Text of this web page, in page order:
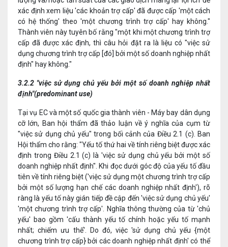
xác định xem liệu 'các khoản trợ cấp' đã được cấp 'một cách
có hệ thống' theo 'một chương trình trợ cấp' hay không."
Thành viên này tuyên bố rằng "một khi một chương trình trợ
cấp đã được xác định, thì câu hỏi đặt ra là liệu có "việc sử
dụng chương trình trợ cấp [đó] bởi một số doanh nghiệp nhất
định" hay không."
3.2.2 "việc sử dụng chủ yếu bởi một số doanh nghiệp nhất
định"(predominant use)
Tại vụ EC và một số quốc gia thành viên - Máy bay dân dụng
cỡ lớn, Ban hội thẩm đã thảo luận về ý nghĩa của cụm từ
"việc sử dụng chủ yếu" trong bối cảnh của Điều 2.1 (c). Ban
Hội thẩm cho rằng: "Yếu tố thứ hai về tính riêng biệt được xác
định trong Điều 2.1 (c) là 'việc sử dụng chủ yếu bởi một số
doanh nghiệp nhất định". Khi đọc dưới góc độ của yếu tố đầu
tiên về tính riêng biệt ('việc sử dụng một chương trình trợ cấp
bởi một số lượng hạn chế các doanh nghiệp nhất định'), rõ
ràng là yếu tố này gián tiếp đề cập đến 'việc sử dụng chủ yếu'
'một chương trình trợ cấp'. Nghĩa thông thường của từ 'chủ
yếu' bao gồm 'cấu thành yếu tố chính hoặc yếu tố mạnh
nhất; chiếm ưu thế'. Do đó, việc 'sử dụng chủ yếu {một
chương trình trợ cấp} bởi các doanh nghiệp nhất định' có thể